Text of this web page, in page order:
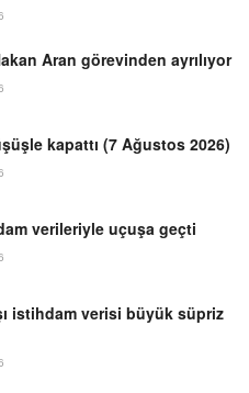
Aran görevinden ayrılıyor
kapattı (7 Ağustos 2026)
verileriyle uçuşa geçti
istihdam verisi büyük süpriz